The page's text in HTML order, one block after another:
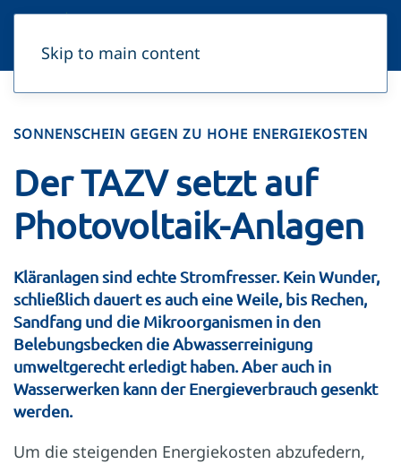
Skip to main content
SONNENSCHEIN GEGEN ZU HOHE ENERGIEKOSTEN
Der TAZV setzt auf
Photovoltaik-Anlagen
Kläranlagen sind echte Stromfresser. Kein Wunder,
schließlich dauert es auch eine Weile, bis Rechen,
Sandfang und die Mikroorganismen in den
Belebungsbecken die Abwasserreinigung
umweltgerecht erledigt haben. Aber auch in
Wasserwerken kann der Energieverbrauch gesenkt
werden.
Um die steigenden Energiekosten abzufedern,